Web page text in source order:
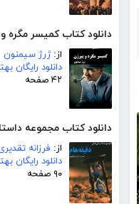
دانلود کتاب کمیسر مگره
از:ژرژ سیمنون
دانلود رایگان
۴۲ صفحه
دانلود کتاب مجموعه
از: فرزانه
دانلود رایگان
۹۰ صفحه